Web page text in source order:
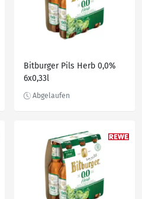
Bitburger Pils Herb 0,0%
6x0,33l